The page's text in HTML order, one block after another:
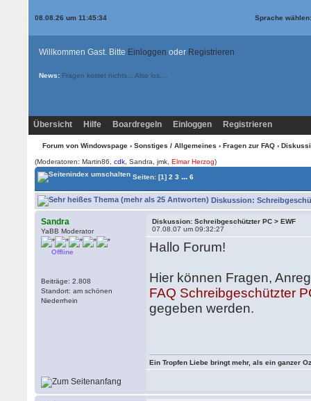
08.08.26 um 11:45:34 Sprache
Willkommen Gast. Bitte Einloggen oder Registrieren
News: Fragen kostet nichts... Also los....
Übersicht Hilfe Boardregeln Einloggen Registrieren
Forum von Windowspage› Sonstiges / Allgemeines › Fragen zur FAQ›
(Moderatoren: Martin86,cdk , Sandra, jmk,Elmar Herzog)
Seiten:[1] 2 3 ... 6
Diskussion:
Sandra
YaBB Moderator
Offline
Beiträge: 2.808
Standort: am schönen
Niederrhein
Diskussion: Schreibgeschützter PC > EWF
07.08.07 um 09:32:27
Hallo Forum!
Hier können Fragen,
FAQ Schreibgeschützter
gegeben werden.
Ein Tropfen Liebe bringt mehr, als ein ganzer